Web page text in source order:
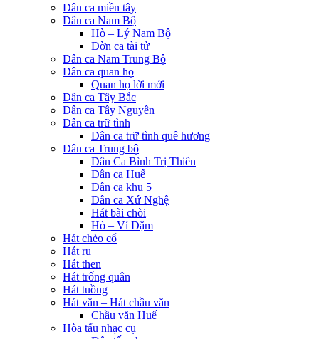
Dân ca miền tây
Dân ca Nam Bộ
Hò – Lý Nam Bộ
Đờn ca tài tử
Dân ca Nam Trung Bộ
Dân ca quan họ
Quan họ lời mới
Dân ca Tây Bắc
Dân ca Tây Nguyên
Dân ca trữ tình
Dân ca trữ tình quê hương
Dân ca Trung bộ
Dân Ca Bình Trị Thiên
Dân ca Huế
Dân ca khu 5
Dân ca Xứ Nghệ
Hát bài chòi
Hò – Ví Dặm
Hát chèo cổ
Hát ru
Hát then
Hát trống quân
Hát tuồng
Hát văn – Hát chầu văn
Chầu văn Huế
Hòa tấu nhạc cụ